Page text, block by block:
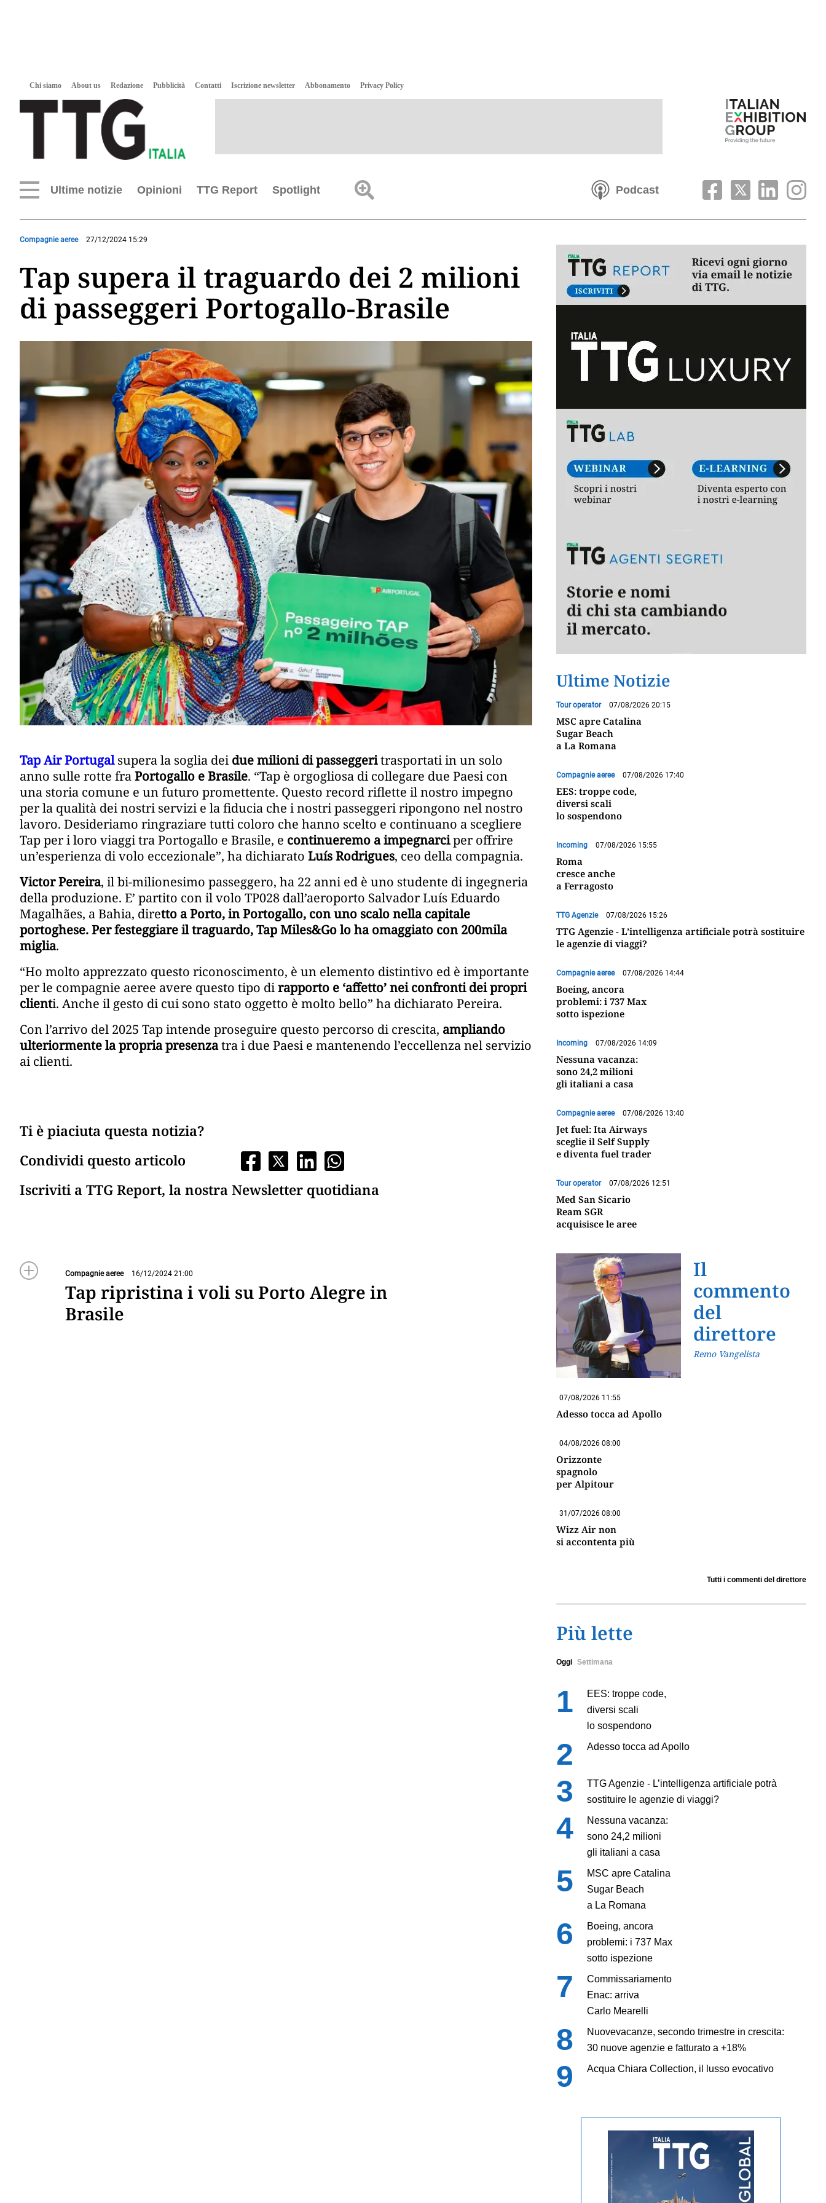
Chi siamo About us Redazione Pubblicità Contatti Iscrizione newsletter Abbonamento Privacy Policy
Ultime notizie Opinioni TTG Report Spotlight Podcast
Compagnie aeree 27/12/2024 15:29
Tap supera il traguardo dei 2 milioni
di passeggeri Portogallo-Brasile
Tap Air Portugalsupera la soglia deidue milioni di passeggeritrasportati in un solo
anno sulle rotte fraPortogallo e Brasile. “Tap è orgogliosa di collegare due Paesi con
una storia comune e un futuro promettente. Questo record riflette il nostro impegno
per la qualità dei nostri servizi e la fiducia che i nostri passeggeri ripongono nel nostro
lavoro. Desideriamo ringraziare tutti coloro che hanno scelto e continuano a scegliere
Tap per i loro viaggi tra Portogallo e Brasile, e continueremo a impegnarciper offrire
un’esperienza di volo eccezionale”, ha dichiarato Luís Rodrigues, ceo della compagnia.
Victor Pereira, il bi-milionesimo passeggero, ha 22 anni ed è uno studente di ingegneria
della produzione. E’ partito con il volo TP028 dall’aeroporto Salvador Luís Eduardo
Magalhães, a Bahia, diretto a Porto, in Portogallo, con uno scalo nella capitale
portoghese. Per festeggiare il traguardo, Tap Miles&Go lo ha omaggiato con 200mila
miglia.
“Ho molto apprezzato questo riconoscimento, è un elemento distintivo ed è importante
per le compagnie aeree avere questo tipo dirapporto e ‘affetto’ nei confronti dei propri
clienti. Anche il gesto di cui sono stato oggetto è molto bello” ha dichiarato Pereira.
Con l’arrivo del 2025 Tap intende proseguire questo percorso di crescita, ampliando
ulteriormente la propria presenzatra i due Paesi e mantenendo l’eccellenza nel servizio
ai clienti.
Ti è piaciuta questa notizia?
Condividi questo articolo
Iscriviti a TTG Report, la nostra Newsletter quotidiana
Compagnie aeree 16/12/2024 21:00
Tap ripristina i voli su Porto Alegre in
Brasile
Ultime Notizie
Tour operator 07/08/2026 20:15
MSC apre Catalina
Sugar Beach
a La Romana
Compagnie aeree 07/08/2026 17:40
EES: troppe code,
diversi scali
lo sospendono
Incoming 07/08/2026 15:55
Roma
cresce anche
a Ferragosto
TTG Agenzie 07/08/2026 15:26
TTG Agenzie - L’intelligenza artificiale potrà sostituire
le agenzie di viaggi?
Compagnie aeree 07/08/2026 14:44
Boeing, ancora
problemi: i 737 Max
sotto ispezione
Incoming 07/08/2026 14:09
Nessuna vacanza:
sono 24,2 milioni
gli italiani a casa
Compagnie aeree 07/08/2026 13:40
Jet fuel: Ita Airways
sceglie il Self Supply
e diventa fuel trader
Tour operator 07/08/2026 12:51
Med San Sicario
Ream SGR
acquisisce le aree
Il
commento
del
direttore
Remo Vangelista
07/08/2026 11:55
Adesso tocca ad Apollo
04/08/2026 08:00
Orizzonte
spagnolo
per Alpitour
31/07/2026 08:00
Wizz Air non
si accontenta più
Tutti i commenti del direttore
Più lette
Oggi Settimana
EES: troppe code,
diversi scali
lo sospendono
Adesso tocca ad Apollo
TTG Agenzie - L’intelligenza artificiale potrà
sostituire le agenzie di viaggi?
Nessuna vacanza:
sono 24,2 milioni
gli italiani a casa
MSC apre Catalina
Sugar Beach
a La Romana
Boeing, ancora
problemi: i 737 Max
sotto ispezione
Commissariamento
Enac: arriva
Carlo Mearelli
Nuovevacanze, secondo trimestre in crescita:
30 nuove agenzie e fatturato a +18%
Acqua Chiara Collection, il lusso evocativo